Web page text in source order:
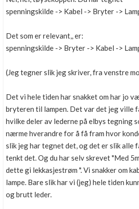
spenningskilde -> Kabel -> Bryter ->
Det som er relevant,, er:
spenningskilde -> Bryter -> Kabel ->
(Jeg tegner slik jeg skriver, fra venstre
Det vi hele tiden har snakket om har jo
bryteren til lampen. Det var det jeg ville
hvilke deler av lederne på elbys tegning
nærme hverandre for å få fram hvor
slik jeg har tegnet det, og det er slik alle
tenkt det. Og du har selv skrevet "Med
dette gi lekkasjestrøm ". Vi snakker om
lampe. Bare slik har vi (jeg) hele tiden
og brutt leder.